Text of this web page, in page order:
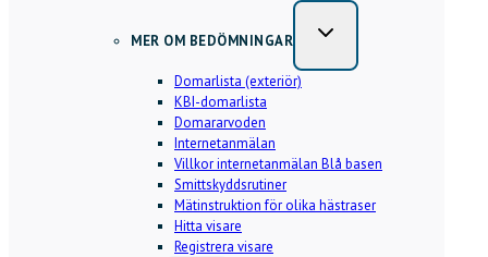
MER OM BEDÖMNINGAR
Domarlista (exteriör)
KBI-domarlista
Domararvoden
Internetanmälan
Villkor internetanmälan Blå basen
Smittskyddsrutiner
Mätinstruktion för olika hästraser
Hitta visare
Registrera visare